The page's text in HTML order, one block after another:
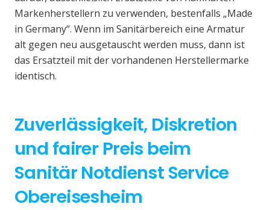
Markenherstellern zu verwenden, bestenfalls „Made
in Germany“. Wenn im Sanitärbereich eine Armatur
alt gegen neu ausgetauscht werden muss, dann ist
das Ersatzteil mit der vorhandenen Herstellermarke
identisch.
Zuverlässigkeit, Diskretion
und fairer Preis beim
Sanitär Notdienst Service
Obereisesheim